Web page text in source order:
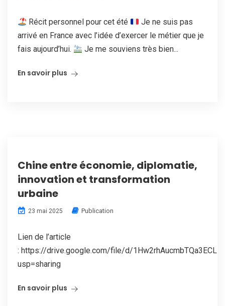
Récit personnel pour cet été
Je ne suis pas
arrivé en France avec l’idée d’exercer le métier que je
fais aujourd’hui.
Je me souviens très bien...
En savoir plus
Chine entre économie, diplomatie,
innovation et transformation
urbaine
23 mai 2025 Publication
Lien de l’article
: https://drive.google.com/file/d/
usp=sharing
En savoir plus